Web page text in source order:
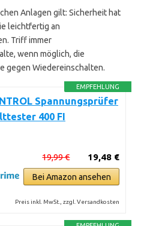
Anlagen gilt: Sicherheit hat
leichtfertig an
Triff immer
wenn möglich, die
gegen Wiedereinschalten.
EMPFEHLUNG
Spannungsprüfer
400 FI
19,48 €
19,99 €
Bei Amazon ansehen
Preis inkl. MwSt., zzgl. Versandkosten